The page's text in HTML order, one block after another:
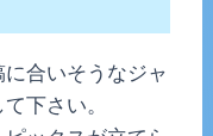
合いそうなジャ
下さい。